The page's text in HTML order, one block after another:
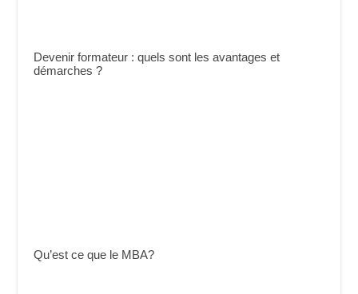
Devenir formateur : quels sont les avantages et
démarches ?
Qu’est ce que le MBA?